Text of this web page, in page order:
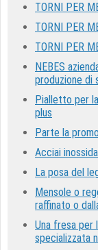
TORNI PER
TORNI PER
TORNI PER
NEBES
produzione di
Pialletto per
plus
Parte la
Acciai
La posa del
Mensole o
raffinato o
Una fresa per
specializzata